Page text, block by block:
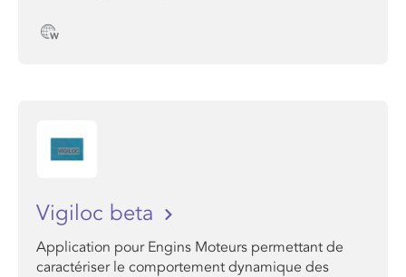
Vigiloc beta
Application pour Engins Moteurs permettant de
caractériser le comportement dynamique des